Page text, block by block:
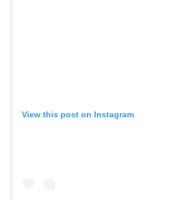
View this post on Instagram